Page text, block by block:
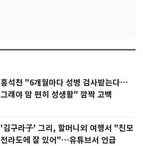
홍석천 "6개월마다 성병 검사받는다…
그래야 맘 편히 성생활" 깜짝 고백
'김구라子' 그리, 할머니외 여행서 "친모
전라도에 잘 있어"…유튜브서 언급